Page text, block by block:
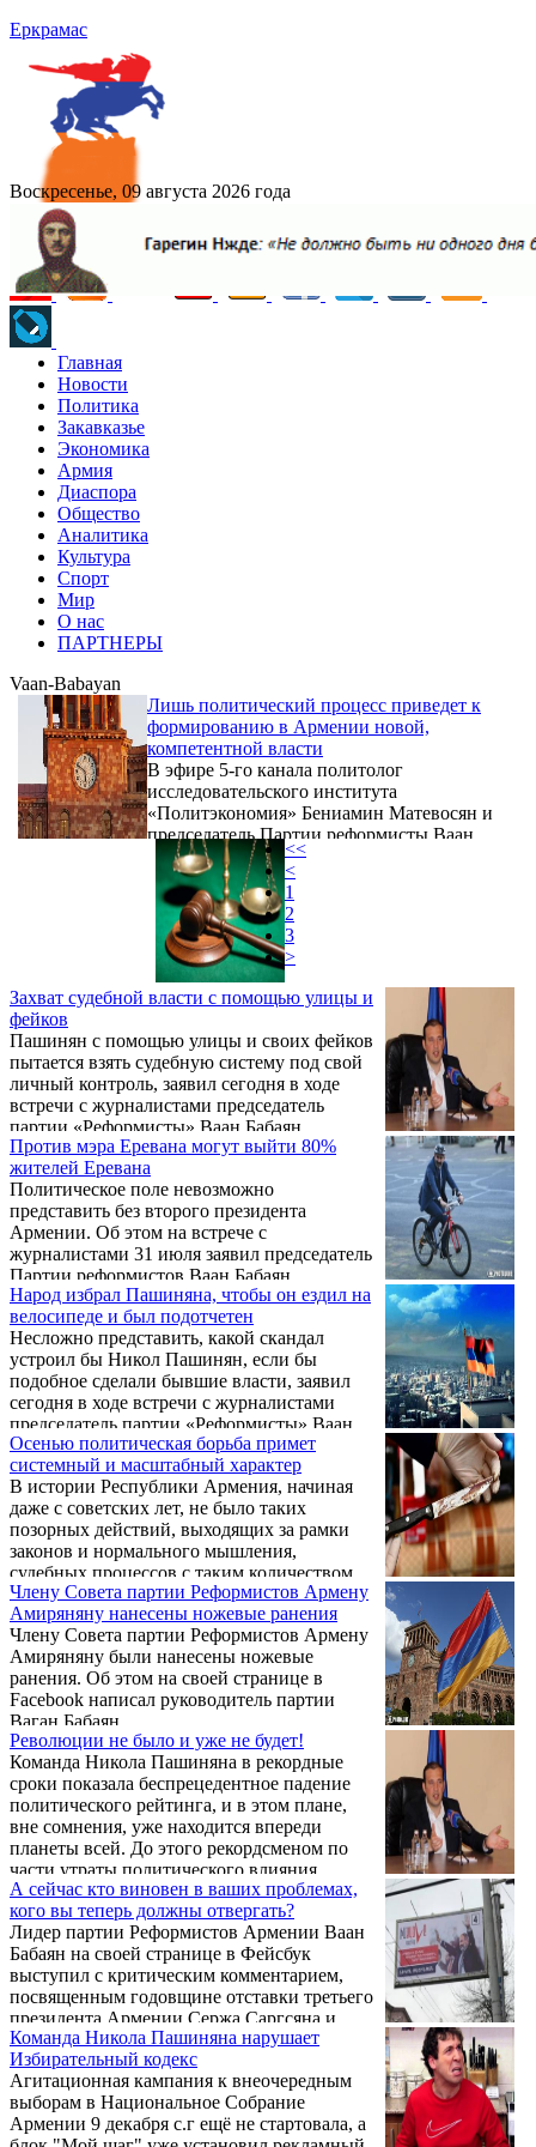
Еркрамас
Воскресенье, 09 августа 2026 года
Главная
Новости
Политика
Закавказье
Экономика
Армия
Диаспора
Общество
Аналитика
Культура
Спорт
Мир
О нас
ПАРТНЕРЫ
Vaan-Babayan
Лишь политический процесс приведет к
формированию в Армении новой,
компетентной власти
В эфире 5-го канала политолог
исследовательского института
«Политэкономия» Бениамин Матевосян и
председатель Партии реформисты Ваан
Бабаян обменялись мнениями относительно
внутриполитической ситуации в Армении.
Захват судебной власти с помощью улицы и
фейков
Пашинян с помощью улицы и своих фейков
пытается взять судебную систему под свой
личный контроль, заявил сегодня в ходе
встречи с журналистами председатель
партии «Реформисты» Ваан Бабаян.
Против мэра Еревана могут выйти 80%
жителей Еревана
Политическое поле невозможно
представить без второго президента
Армении. Об этом на встрече с
журналистами 31 июля заявил председатель
Партии реформистов Ваан Бабаян.
Народ избрал Пашиняна, чтобы он ездил на
велосипеде и был подотчетен
Несложно представить, какой скандал
устроил бы Никол Пашинян, если бы
подобное сделали бывшие власти, заявил
сегодня в ходе встречи с журналистами
председатель партии «Реформисты» Ваан
Бабаян, касаясь сегодняшнего заявления
премьер-министра Пашиняна о том, что
намерен пользоваться вертолетом премьер-
министра в любой момент, когда это будет
необходимо для его деятельности.
Осенью политическая борьба примет
системный и масштабный характер
В истории Республики Армения, начиная
даже с советских лет, не было таких
позорных действий, выходящих за рамки
законов и нормального мышления,
судебных процессов с таким количеством
нарушений, с оказанием такого давления на
суды. Такое мнение высказал сегодня на
пресс-конференции бывший депутат НС РА
Степан Маргарян.
Члену Совета партии Реформистов Армену
Амиряняну нанесены ножевые ранения
Члену Совета партии Реформистов Армену
Амиряняну были нанесены ножевые
ранения. Об этом на своей странице в
Facebook написал руководитель партии
Ваган Бабаян.
Революции не было и уже не будет!
Команда Никола Пашиняна в рекордные
сроки показала беспрецедентное падение
политического рейтинга, и в этом плане,
вне сомнения, уже находится впереди
планеты всей. До этого рекордсменом по
части утраты политического влияния
считался Раффи, который в кратчайшие
сроки утратил реноме главного соперника
Сержа Саргсяна и второго финалиста на
президентских выборах.
А сейчас кто виновен в ваших проблемах,
кого вы теперь должны отвергать?
Лидер партии Реформистов Армении Ваан
Бабаян на своей странице в Фейсбук
выступил с критическим комментарием,
посвященным годовщине отставки третьего
президента Армении Сержа Саргсяна и
приходу к власти новых сил, возглавляемых
Николом Пашиняном.
Команда Никола Пашиняна нарушает
Избирательный кодекс
Агитационная кампания к внеочередным
выборам в Национальное Собрание
Армении 9 декабря с.г ещё не стартовала, а
<<
<
1
2
3
>